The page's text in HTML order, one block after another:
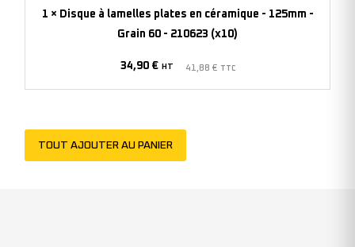
céramique
-
210623
1 × Disque à lamelles plates en céramique - 125mm -
Grain 60 - 210623 (x10)
34,90 € HT 41,88 € TTC
TOUT AJOUTER AU PANIER